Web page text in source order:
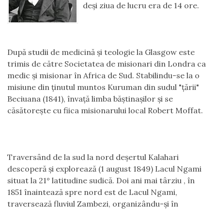
deşi ziua de lucru era de 14 ore.
După studii de medicină şi teologie la Glasgow este
trimis de către Societatea de misionari din Londra ca
medic şi misionar în Africa de Sud. Stabilindu-se la o
misiune din ţinutul muntos Kuruman din sudul "ţării"
Beciuana (1841), învaţă limba băştinaşilor şi se
căsătoreşte cu fiica misionarului local Robert Moffat.
Traversând de la sud la nord deşertul Kalahari
descoperă şi explorează (1 august 1849) Lacul Ngami
situat la 21° latitudine sudică. Doi ani mai târziu , în
1851 înaintează spre nord est de Lacul Ngami,
traversează fluviul Zambezi, organizându-şi în